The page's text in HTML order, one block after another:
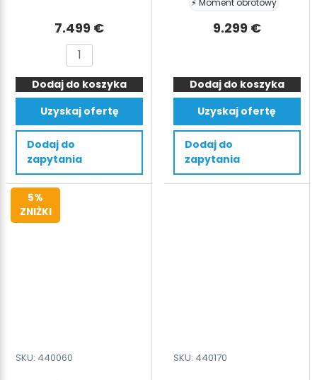
7.499 €
ilość
Zgniatarka
do
kartonów
TONNA30,
30
ton,
300kN,
bela
Dodaj do koszyka
Uzyskaj ofertę
Dodaj do
zapytania
⚡ Moment obrotowy
9.299 €
do
odpadów
HSM
V-
Press
610
eco
Dodaj do koszyka
Uzyskaj ofertę
Dodaj do
zapytania
5%
ZNIŻKI
SKU: 440060 SKU: 440170